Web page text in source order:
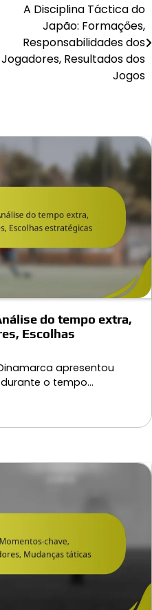
A Disciplina Táctica do
Japão: Formaçőes,
Responsabilidades dos
Jogadores, Resultados dos
Jogos
do tempo extra,
Escolhas
apresentou
o tempo…